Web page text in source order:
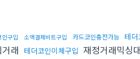
인구입 소액결제비트구입 카드코인충전가능 테
래 테더코인이체구입 재정거래믹싱